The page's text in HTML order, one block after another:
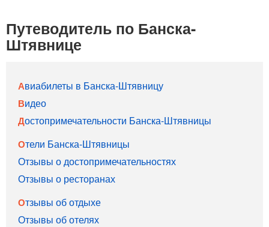
Путеводитель по Банска-
Штявнице
Авиабилеты в Банска-Штявницу
Видео
Достопримечательности Банска-Штявницы
Отели Банска-Штявницы
Отзывы о достопримечательностях
Отзывы о ресторанах
Отзывы об отдыхе
Отзывы об отелях